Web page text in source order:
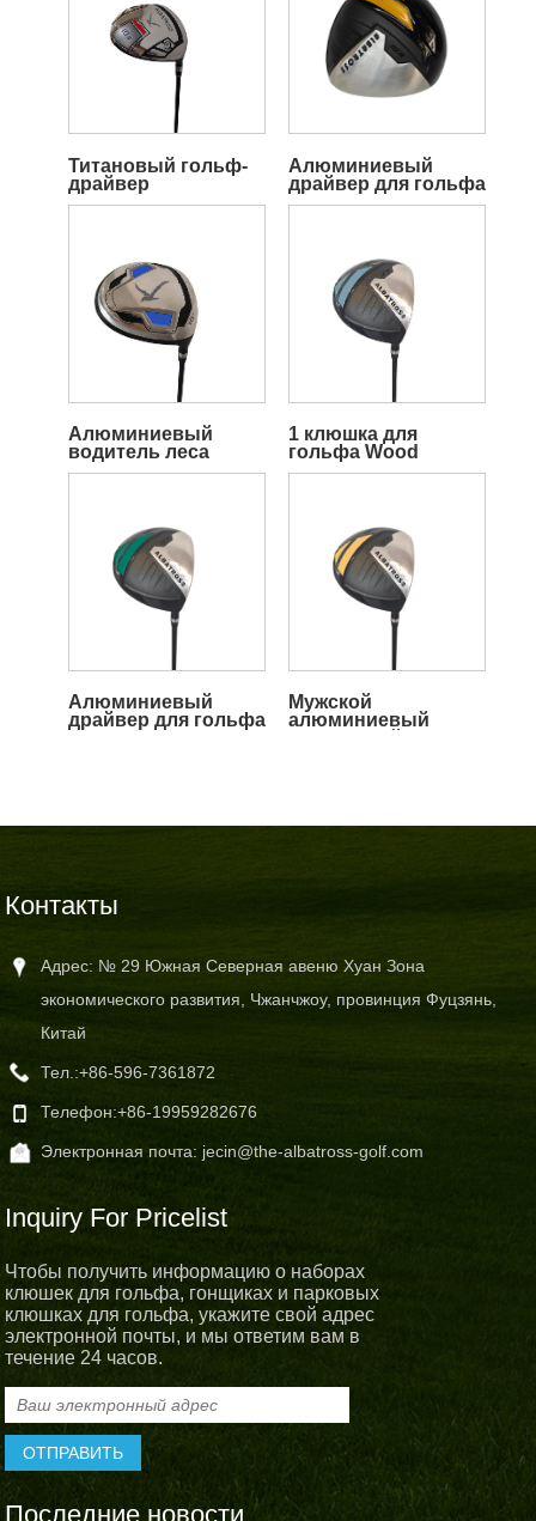
Титановый гольф-
драйвер
Алюминиевый
драйвер для гольфа
Алюминиевый
водитель леса
1 клюшка для
гольфа Wood
Алюминиевый
драйвер для гольфа
Мужской
алюминиевый
Контакты
Адрес: № 29 Южная Северная авеню Хуан Зона
экономического развития, Чжанчжоу, провинция Фуцзянь,
Китай
Тел.:+86-596-7361872
Телефон:+86-19959282676
Электронная почта: jecin@the-albatross-golf.com
Inquiry For Pricelist
Чтобы получить информацию о наборах
клюшек для гольфа, гонщиках и парковых
клюшках для гольфа, укажите свой адрес
электронной почты, и мы ответим вам в
течение 24 часов.
Последние новости